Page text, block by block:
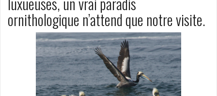
ornithologique n’attend que notre visite.